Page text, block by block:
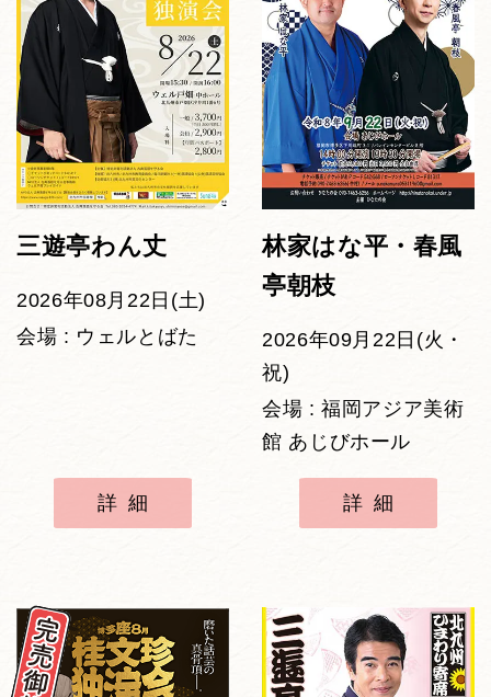
三遊亭わん丈
2026年08月22日(土)
会場 : ウェルとばた
詳細
林家はな平・春風
亭朝枝
2026年09月22日(火・
祝)
会場 : 福岡アジア美術
館 あじびホール
詳細